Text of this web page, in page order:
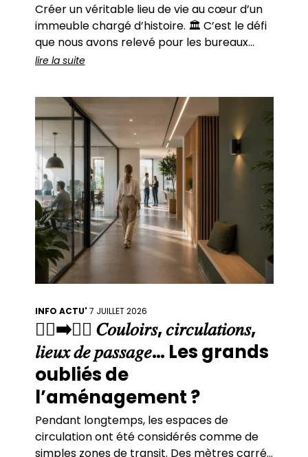
Créer un véritable lieu de vie au cœur d’un
immeuble chargé d’histoire. 🏛️ C’est le défi
que nous avons relevé pour les bureaux
parisiens de Quadrille Capital. Des hauteurs
naturellement. ✨ L’immeuble haussmannien
séduit par
lire la suite
INFO ACTU'7 JUILLET 2026
🚶‍♀️➡️🚶‍♂️ 𝐶𝑜𝑢𝑙𝑜𝑖𝑟𝑠, 𝑐𝑖𝑟𝑐𝑢𝑙𝑎𝑡𝑖𝑜𝑛𝑠,
𝑙𝑖𝑒𝑢𝑥 𝑑𝑒 𝑝𝑎𝑠𝑠𝑎𝑔𝑒… Les grands
oubliés de
l’aménagement ?
Pendant longtemps, les espaces de
circulation ont été considérés comme de
simples zones de transit. Des mètres carrés